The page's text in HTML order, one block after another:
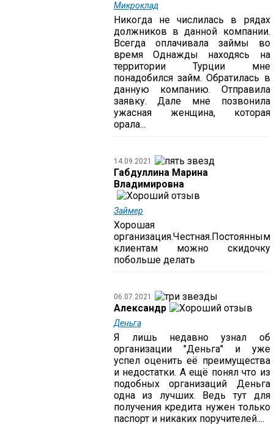
Микроклад
Никогда не числилась в рядах
должников в данной компании.
Всегда оплачивала займы во
время Однажды находясь на
территории Турции мне
понадобился займ. Обратилась в
данную компанию. Отправила
заявку. Дале мне позвонила
ужасная женщина, которая
орала...
14.09.2021
Габдуллина Марина
Владимировна
Займер
Хорошая
организация.Честная.Постоянным
клиентам можно скидочку
побольше делать
06.07.2021
Александр
Деньга
Я лишь недавно узнал об
организации "Деньга" и уже
успел оценить её преимущества
и недостатки. А ещё понял что из
подобных организаций Деньга
одна из лучших. Ведь тут для
получения кредита нужен только
паспорт и никаких поручителей....